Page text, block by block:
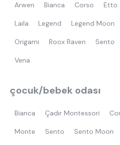
Arwen Bianca Corso Etto
Laila Legend Legend Moon
Origami Roox Raven Sento
Vena
çocuk/bebek odası
Bianca Çadır Montessori
Monte Sento Sento Moon